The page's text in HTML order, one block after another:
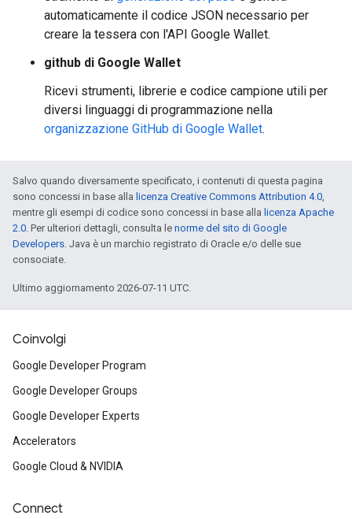
automaticamente il codice JSON necessario per
creare la tessera con l'API Google Wallet.
github di Google Wallet
Ricevi strumenti, librerie e codice campione utili per
diversi linguaggi di programmazione nella
organizzazione GitHub di Google Wallet.
Salvo quando diversamente specificato, i contenuti di questa pagina
sono concessi in base alla licenza Creative Commons Attribution 4.0,
mentre gli esempi di codice sono concessi in base alla licenza Apache
2.0. Per ulteriori dettagli, consulta le norme del sito di Google
Developers. Java è un marchio registrato di Oracle e/o delle sue
consociate.
Ultimo aggiornamento 2026-07-11 UTC.
Coinvolgi
Google Developer Program
Google Developer Groups
Google Developer Experts
Accelerators
Google Cloud & NVIDIA
Connect